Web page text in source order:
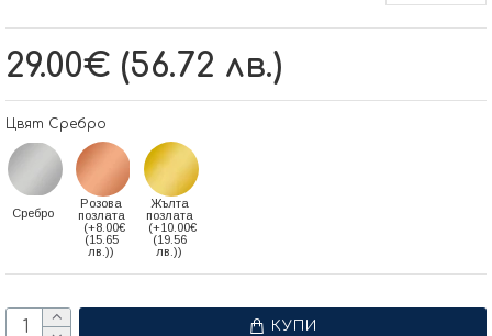
29.00€ (56.72 лв.)
Цвят Сребро
Сребро
Розова
позлата
(+8.00€
(15.65
лв.))
Жълта
позлата
(+10.00€
(19.56
лв.))
КУПИ